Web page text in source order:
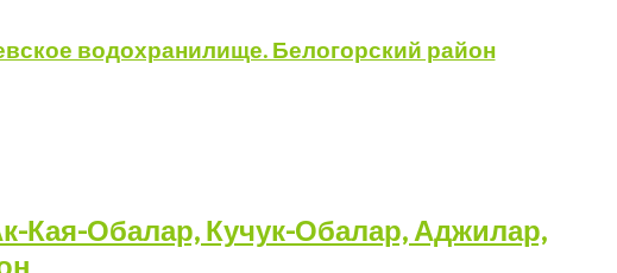
водохранилище. Белогорский район
Кая-Обалар, Кучук-Обалар, Аджилар,